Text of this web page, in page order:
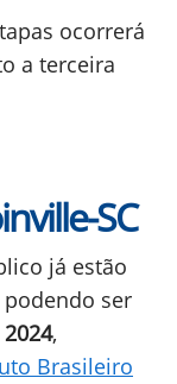
ocorrerá
a terceira
SC
já estão
podendo ser
,
Brasileiro